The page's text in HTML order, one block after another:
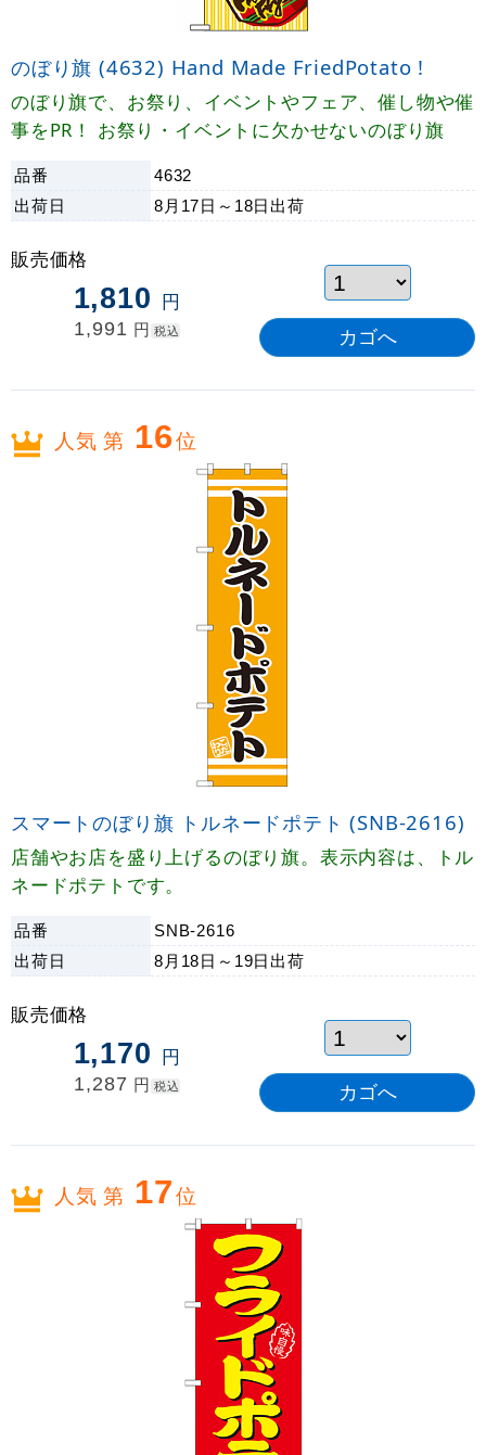
のぼり旗 (4632) Hand Made FriedPotato !
のぼり旗で、お祭り、イベントやフェア、催し物や催
事をPR！ お祭り・イベントに欠かせないのぼり旗
品番 4632
出荷日 8月17日～18日 出荷
販売価格
1,810 円
1,991 円 税込
人気 第 16位
スマートのぼり旗 トルネードポテト (SNB-2616)
店舗やお店を盛り上げるのぼり旗。表示内容は、トル
ネードポテトです。
品番 SNB-2616
出荷日 8月18日～19日 出荷
販売価格
1,170 円
1,287 円 税込
人気 第 17位